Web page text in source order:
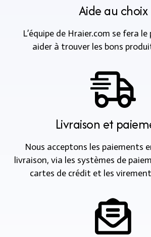
Aide au choix
L’équipe de Hraier.com se fera
aider à trouver les bons
Livraison et
Nous acceptons les paiements
livraison, via les systèmes de
cartes de crédit et les